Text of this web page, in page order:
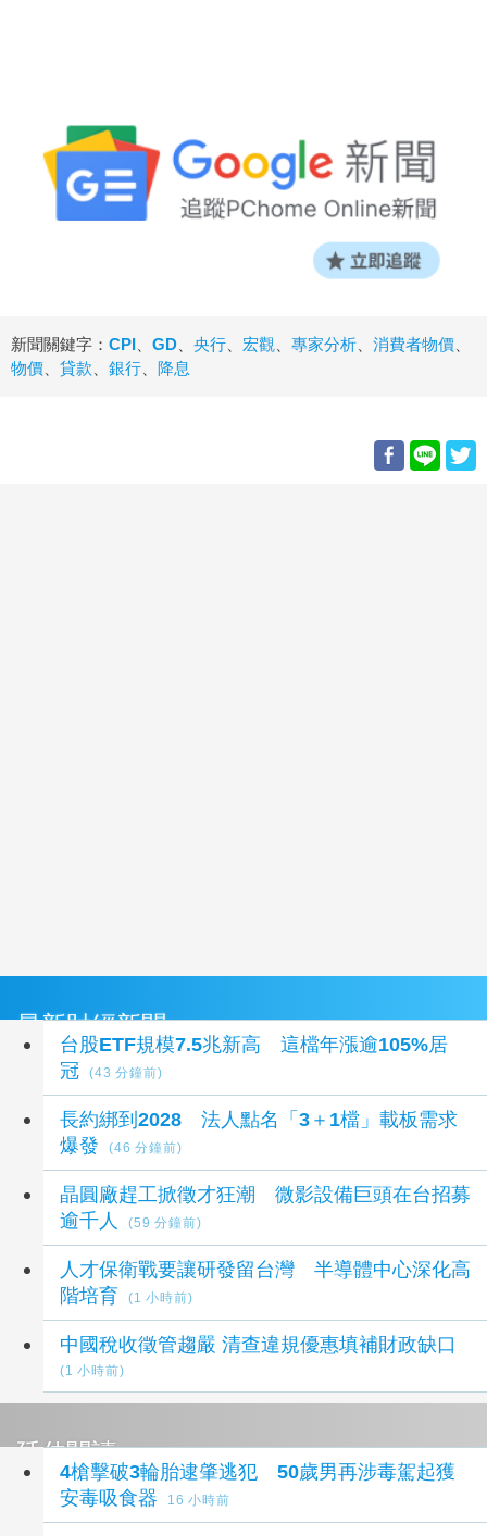
新聞關鍵字： CPI GD 央行 宏觀 專家分析 消費者物價
物價
貸款 銀行 降息
最新財經新聞
台股ETF規模7.5兆新高 這檔年漲逾105%居
冠
(43 分鐘前)
長約綁到2028 法人點名「3＋1檔」載板需求
爆發
(46 分鐘前)
晶圓廠趕工掀徵才狂潮 微影設備巨頭在台招募
逾千人
(59 分鐘前)
人才保衛戰要讓研發留台灣 半導體中心深化高
階培育
(1 小時前)
中國稅收徵管趨嚴 清查違規優惠填補財政缺口
(1 小時前)
延伸閱讀
4槍擊破3輪胎逮肇逃犯 50歲男再涉毒駕起獲
安毒吸食器
16 小時前